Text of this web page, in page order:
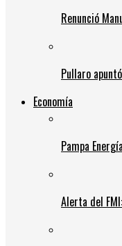
Renunció
Pullaro
Economía
Pampa
Alerta del